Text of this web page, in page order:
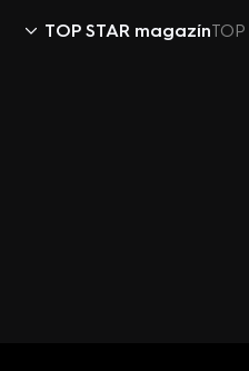
TOP STAR magazín